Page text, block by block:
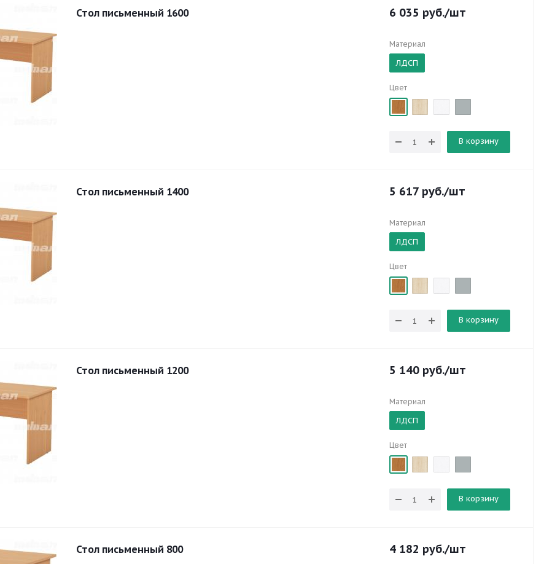
Стол письменный 1600 6 035 руб./шт
Материал
ЛДСП
Цвет
В корзину
Стол письменный 1400 5 617 руб./шт
Материал
ЛДСП
Цвет
В корзину
Стол письменный 1200 5 140 руб./шт
Материал
ЛДСП
Цвет
В корзину
Стол письменный 800 4 182 руб./шт